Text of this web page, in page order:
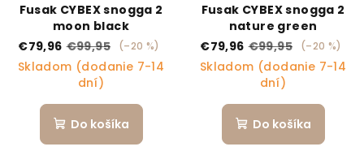
Fusak CYBEX snogga 2
moon black
€79,96 €99,95 (–20 %)
Skladom (dodanie 7-14
dní)
Do košíka
Fusak CYBEX snogga 2
nature green
€79,96 €99,95 (–20 %)
Skladom (dodanie 7-14
dní)
Do košíka